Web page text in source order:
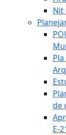
Nit
de
E-